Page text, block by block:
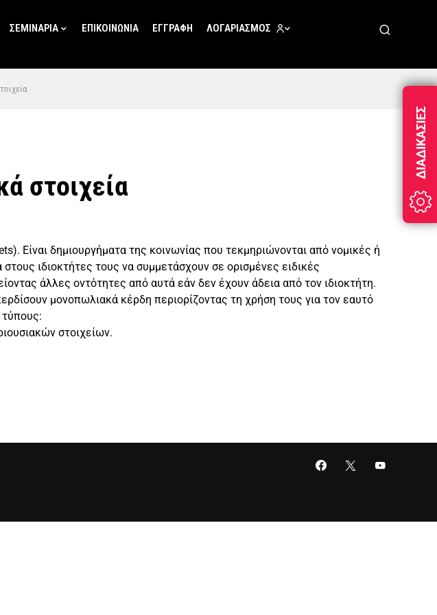
ΣΕΜΙΝΑΡΙΑ ΕΠΙΚΟΙΝΩΝΊΑ ΕΓΓΡΑΦΉ ΛΟΓΑΡΙΑΣΜΌΣ
στοιχεία
Είναι δημιουργήματα της κοινωνίας που τεκμηριώνονται από νομικές ή
ιδιοκτήτες τους να συμμετάσχουν σε ορισμένες ειδικές
άλλες οντότητες από αυτά εάν δεν έχουν άδεια από τον ιδιοκτήτη.
μονοπωλιακά κέρδη περιορίζοντας τη χρήση τους για τον εαυτό
τύπους:
στοιχείων.
ΔΙΑΔΙΚΑΣΊΕΣ